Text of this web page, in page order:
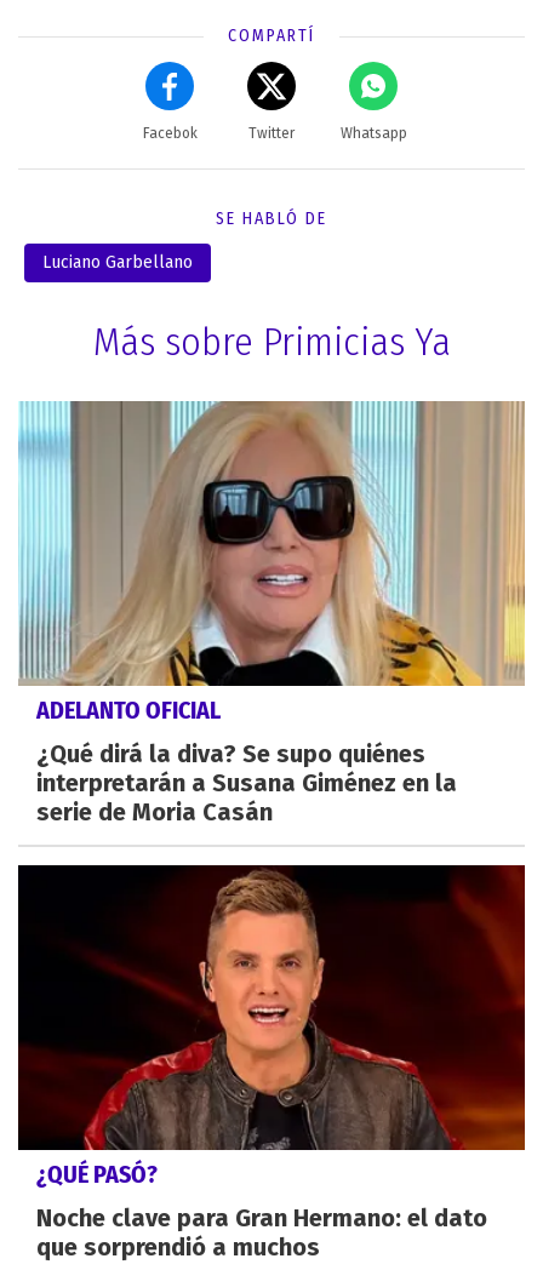
COMPARTÍ
Facebok Twitter Whatsapp
SE HABLÓ DE
Luciano Garbellano
Más sobre Primicias Ya
ADELANTO OFICIAL
¿Qué dirá la diva? Se supo quiénes
interpretarán a Susana Giménez en la
serie de Moria Casán
¿QUÉ PASÓ?
Noche clave para Gran Hermano: el dato
que sorprendió a muchos